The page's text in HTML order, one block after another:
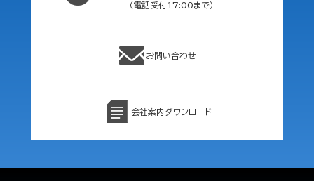
（電話受付17:00まで）
お問い合わせ
会社案内ダウンロード